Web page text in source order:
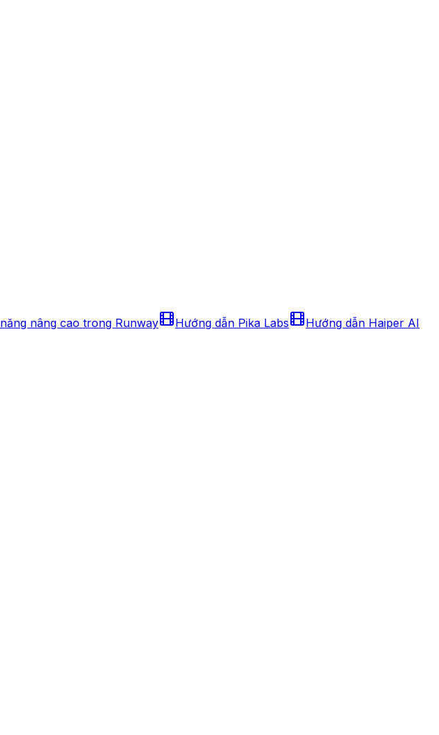
nâng cao trong Runway Hướng dẫn Pika Labs
Hướng dẫn Haiper AI